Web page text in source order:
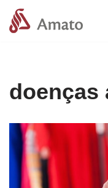
Pular
doenças